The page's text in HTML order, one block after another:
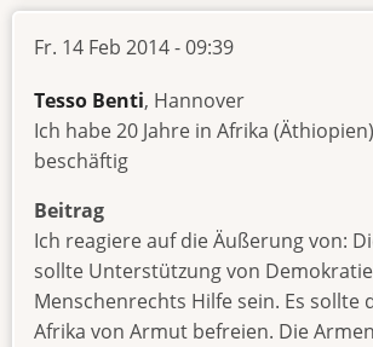
Fr. 14 Feb 2014 - 09:39
Tesso Benti, Hannover
Ich habe 20 Jahre in Afrika
beschäftig
Beitrag
Ich reagiere auf die Äußerung von:
sollte Unterstützung von
Menschenrechts Hilfe sein. Es sollte
Afrika von Armut befreien. Die